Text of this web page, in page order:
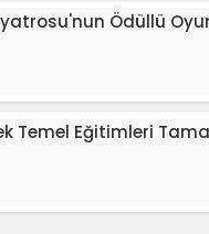
Ödüllü
Temel Eğitimleri